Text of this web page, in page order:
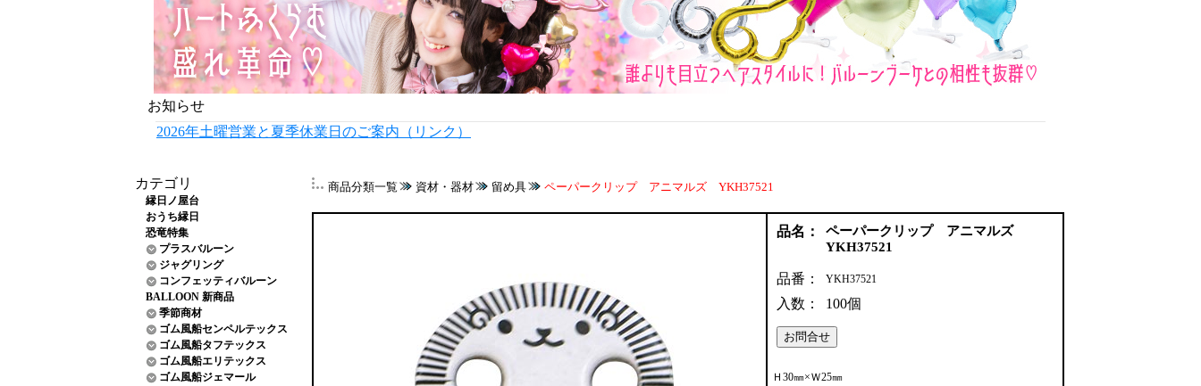
お知らせ
2026年土曜営業と夏季休業日のご案内（リンク）
カテゴリ
縁日ノ屋台
おうち縁日
恐竜特集
プラスバルーン
ジャグリング
コンフェッティバルーン
BALLOON 新商品
季節商材
ゴム風船センペルテックス
ゴム風船タフテックス
ゴム風船エリテックス
ゴム風船ジェマール
商品分類一覧 資材・器材 留め具 ペーパークリップ アニマルズ YKH37521
品名：
ペーパークリップ アニマルズ
YKH37521
品番： YKH37521
入数： 100個
Ｈ30㎜×Ｗ25㎜